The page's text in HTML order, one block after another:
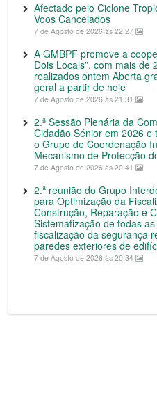
Afectado pelo Ciclone
Voos Cancelados
7 de Agosto de 2026 às 22:27
A GMBPF promove a
Dois Locais”, com mais de
realizados ontem Aberta
geral a partir de hoje
7 de Agosto de 2026 às 21:31
2.ª Sessão Plenária da
Cidadão Sénior em 2026
o Grupo de Coordenação
Mecanismo de Protecção
7 de Agosto de 2026 às 20:41
2.ª reunião do Grupo
para Optimização da
Construção, Reparação e
Sistematização de todas
fiscalização da segurança
paredes exteriores de
7 de Agosto de 2026 às 20:34